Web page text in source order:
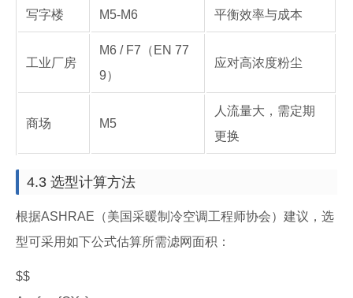
写字楼 M5-M6 平衡效率与成本
工业厂房
M6 / F7（EN 77
9）
应对高浓度粉尘
商场 M5
人流量大，需定期
更换
4.3 选型计算方法
根据ASHRAE（美国采暖制冷空调工程师协会）建议，选
型可采用如下公式估算所需滤网面积：
$$